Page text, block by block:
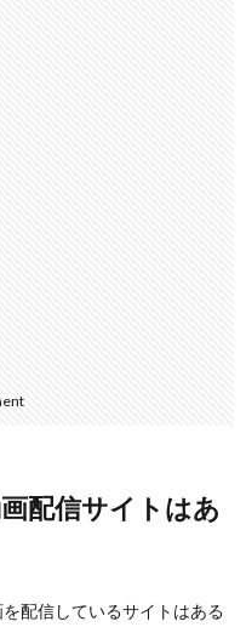
配信サイトはあ
配信しているサイトはある